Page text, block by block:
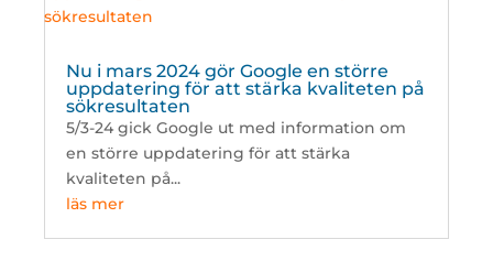
Nu i mars 2024 gör Google en större
uppdatering för att stärka kvaliteten på
sökresultaten
5/3-24 gick Google ut med information om
en större uppdatering för att stärka
kvaliteten på...
läs mer